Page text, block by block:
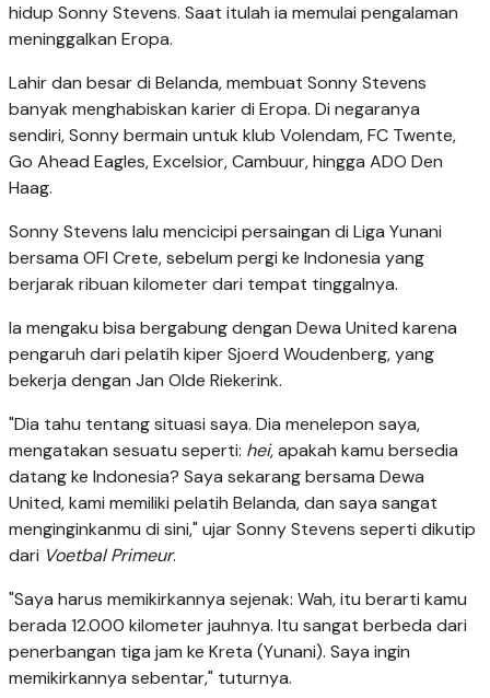
hidup Sonny Stevens. Saat itulah ia memulai pengalaman
meninggalkan Eropa.
Lahir dan besar di Belanda, membuat Sonny Stevens
banyak menghabiskan karier di Eropa. Di negaranya
sendiri, Sonny bermain untuk klub Volendam, FC Twente,
Go Ahead Eagles, Excelsior, Cambuur, hingga ADO Den
Haag.
Sonny Stevens lalu mencicipi persaingan di Liga Yunani
bersama OFI Crete, sebelum pergi ke Indonesia yang
berjarak ribuan kilometer dari tempat tinggalnya.
Ia mengaku bisa bergabung dengan Dewa United karena
pengaruh dari pelatih kiper Sjoerd Woudenberg, yang
bekerja dengan Jan Olde Riekerink.
"Dia tahu tentang situasi saya. Dia menelepon saya,
mengatakan sesuatu seperti: hei, apakah kamu bersedia
datang ke Indonesia? Saya sekarang bersama Dewa
United, kami memiliki pelatih Belanda, dan saya sangat
menginginkanmu di sini," ujar Sonny Stevens seperti dikutip
dari Voetbal Primeur.
"Saya harus memikirkannya sejenak: Wah, itu berarti kamu
berada 12.000 kilometer jauhnya. Itu sangat berbeda dari
penerbangan tiga jam ke Kreta (Yunani). Saya ingin
memikirkannya sebentar," tuturnya.